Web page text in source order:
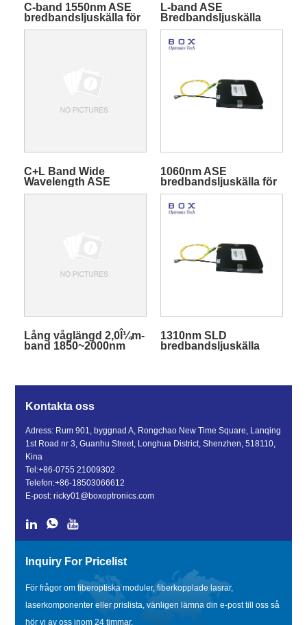
C-band 1550nm ASE
bredbandsljuskälla för
medicinsk
L-band ASE
Bredbandsljuskälla
Modul för optisk
sensor
C+L Band Wide
Wavelength ASE
Bredbandsljuskällasmodul
1060nm ASE
bredbandsljuskälla för
tillverkning av FBG -
gitter
Lång våglängd 2,0Î¼m-
band 1850~2000nm
1310nm SLD
bredbandsljuskälla
Kontakta oss
Adress: Rum 901, byggnad A, Rongchao New Time Square, Lanqing
1st Road nr 3, Guanhu Street, Longhua District, Shenzhen, 518110,
Kina
Tel:+86-0755 21009302
Telefon:+86-18503066612
E-post:ricky01@boxoptronics.com
Inquiry For Pricelist
För frågor om fiberoptiska moduler, fiberkopplade lasrar,
laserkomponenter eller prislista, vänligen lämna din e-post till oss så
hör vi av oss inom 24 timmar.